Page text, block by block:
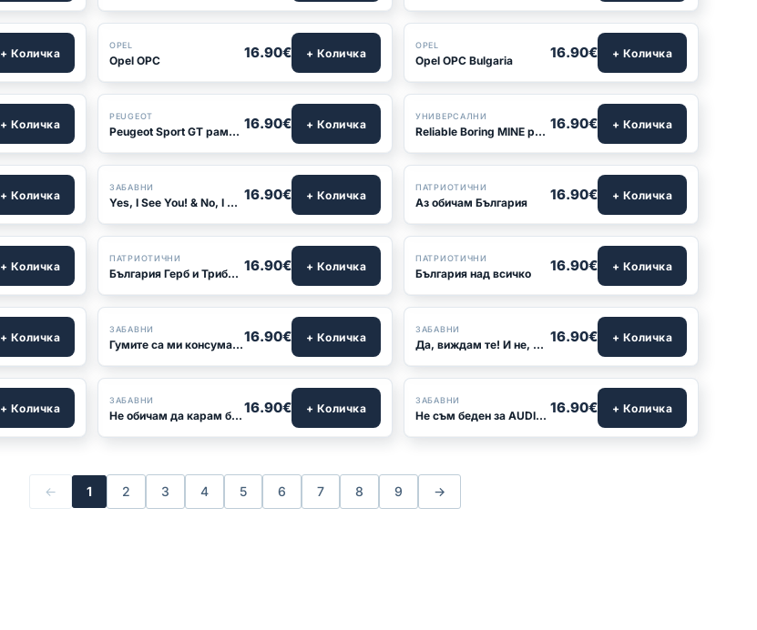
+ Количка
OPEL
Opel OPC 16.90€ + Количка
OPEL
Opel OPC Bulgaria 16.90€ + Количка
+ Количка
PEUGEOT
Peugeot Sport GT рамка за номер 16.90€ + Количка
УНИВЕРСАЛНИ
Reliable Boring MINE рамка за номер 16.90€ + Количка
+ Количка
ЗАБАВНИ
Yes, I See You! & No, I Don't Care — Забавна рамка за номер 16.90€ + Количка
ПАТРИОТИЧНИ
Аз обичам България 16.90€ + Количка
+ Количка
ПАТРИОТИЧНИ
България Герб и Трибагреник 16.90€ + Количка
ПАТРИОТИЧНИ
България над всичко 16.90€ + Количка
+ Количка
ЗАБАВНИ
Гумите са ми консуматив16.90€ + Количка
ЗАБАВНИ
Да, виждам те! И не, не ми пука! 16.90€ + Количка
+ Количка
ЗАБАВНИ
Не обичам да карам бързо... V8-ка ме принуждава 16.90€ + Количка
ЗАБАВНИ
Не съм беден за AUDI. Просто умен! 16.90€ + Количка
← 1 2 3 4 5 6 7 8 9 →